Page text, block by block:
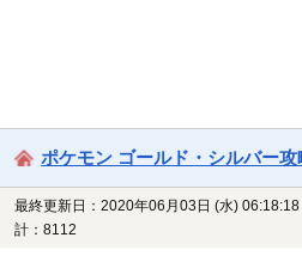
ポケモン ゴールド・シルバー
最終更新日：2020年06月03日 (水) 06:18:18
計：8112